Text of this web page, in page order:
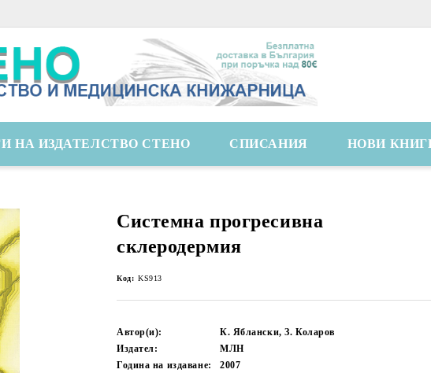
НА ИЗДАТЕЛСТВО СТЕНО СПИСАНИЯ НОВИ
Системна прогресивна
склеродермия
Код: KS913
Автор(и):
К. Яблански, З. Коларов
Издател:
МЛН
Година на издаване:
2007